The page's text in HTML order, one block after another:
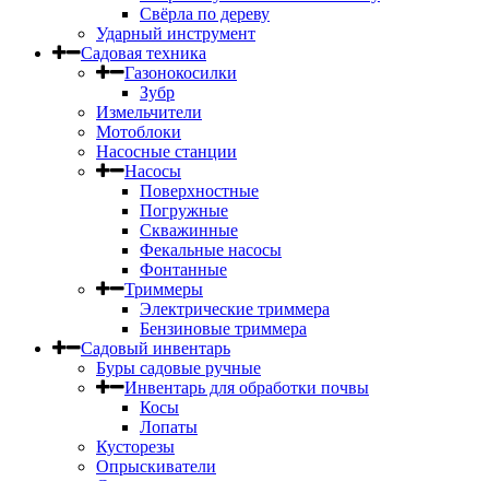
Свёрла по дереву
Ударный инструмент
Садовая техника
Газонокосилки
Зубр
Измельчители
Мотоблоки
Насосные станции
Насосы
Поверхностные
Погружные
Скважинные
Фекальные насосы
Фонтанные
Триммеры
Электрические триммера
Бензиновые триммера
Садовый инвентарь
Буры садовые ручные
Инвентарь для обработки почвы
Косы
Лопаты
Кусторезы
Опрыскиватели